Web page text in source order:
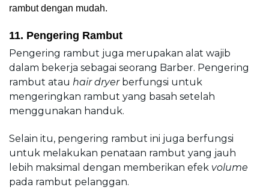
rambut dengan mudah.
11. Pengering Rambut
Pengering rambut juga merupakan alat wajib
dalam bekerja sebagai seorang Barber. Pengering
rambut atau hair dryer berfungsi untuk
mengeringkan rambut yang basah setelah
menggunakan handuk.
Selain itu, pengering rambut ini juga berfungsi
untuk melakukan penataan rambut yang jauh
lebih maksimal dengan memberikan efek volume
pada rambut pelanggan.